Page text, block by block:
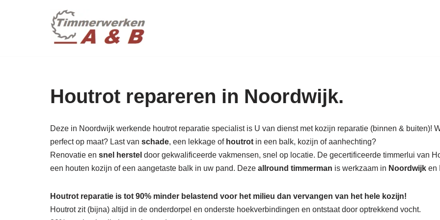
Houtrot repareren in Noordwijk.
Deze in Noordwijk werkende houtrot reparatie specialist is U van dienst met kozijn reparatie (binnen & buiten)!
perfect op maat? Last van schade, een lekkage of houtrot in een balk, kozijn of aanhechting?
Renovatie en snel herstel door gekwalificeerde vakmensen, snel op locatie. De gecertificeerde timmerlui van
een houten kozijn of een aangetaste balk in uw pand. Deze allround timmerman is werkzaam in Noordwijk en
Houtrot reparatie is tot 90% minder belastend voor het milieu dan vervangen van het hele kozijn!
Houtrot zit (bijna) altijd in de onderdorpel en onderste hoekverbindingen en ontstaat door optrekkend vocht.